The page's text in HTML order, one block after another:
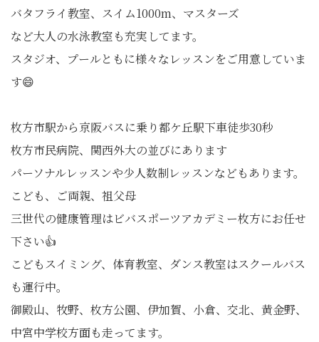
バタフライ教室、スイム1000m、マスターズ
など大人の水泳教室も充実してます。
スタジオ、プールともに様々なレッスンをご用意していま
す😄
枚方市駅から京阪バスに乗り都ケ丘駅下車徒歩30秒
枚方市民病院、関西外大の並びにあります
パーソナルレッスンや少人数制レッスンなどもあります。
こども、ご両親、祖父母
三世代の健康管理はビバスポーツアカデミー枚方にお任せ
下さい👍
こどもスイミング、体育教室、ダンス教室はスクールバス
も運行中。
御殿山、牧野、枚方公園、伊加賀、小倉、交北、黄金野、
中宮中学校方面も走ってます。